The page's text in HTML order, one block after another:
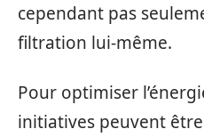
cependant pas
filtration lui-même.
Pour optimiser
initiatives peuvent